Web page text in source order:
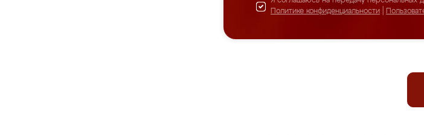
Политике конфиденциальности